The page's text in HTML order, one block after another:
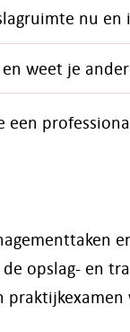
nu en
weet je
opslag- en